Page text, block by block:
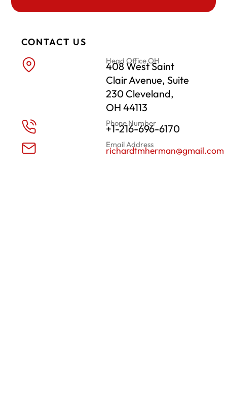
CONTACT US
Head Office OH
408 West Saint
Clair Avenue, Suite
230 Cleveland,
OH 44113
Phone Number
+1-216-696-6170
Email Address
richardtmherman@gmail.com